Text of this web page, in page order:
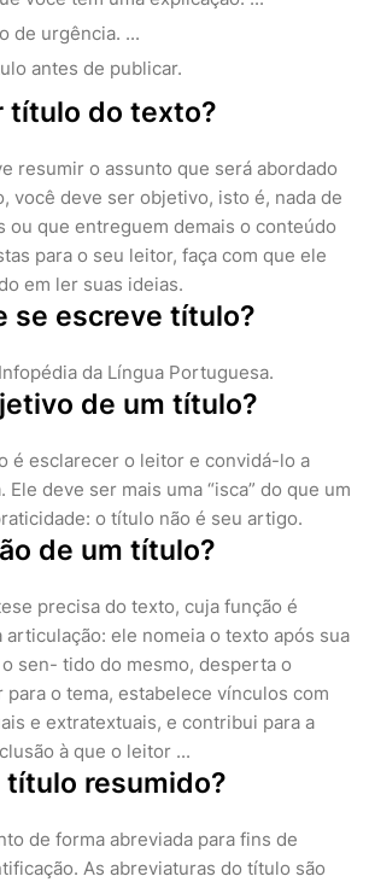
de urgência. ...
antes de publicar.
título do texto?
resumir o assunto que será abordado
você deve ser objetivo, isto é, nada de
ou que entreguem demais o conteúdo
para o seu leitor, faça com que ele
em ler suas ideias.
se escreve título?
da Língua Portuguesa.
de um título?
é esclarecer o leitor e convidá-lo a
deve ser mais uma “isca” do que um
o título não é seu artigo.
de um título?
precisa do texto, cuja função é
articulação: ele nomeia o texto após sua
sen- tido do mesmo, desperta o
o tema, estabelece vínculos com
e extratextuais, e contribui para a
à que o leitor ...
título resumido?
de forma abreviada para fins de
As abreviaturas do título são